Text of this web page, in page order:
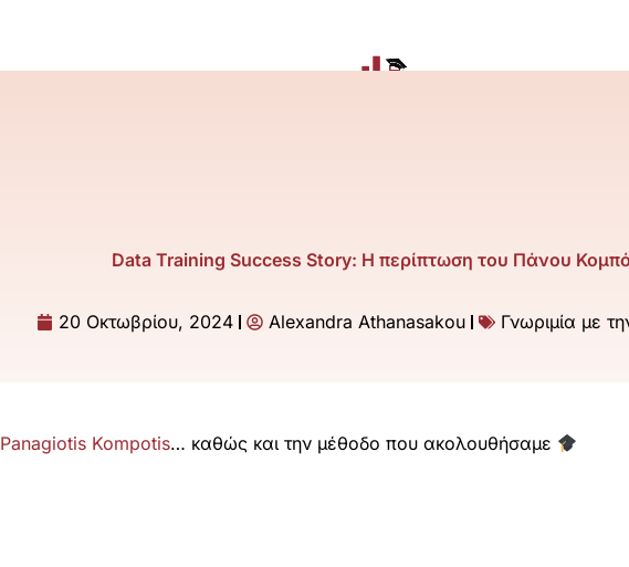
Data Training Success Story: Η περίπτωση του Πάνου
20 Οκτωβρίου, 2024 Alexandra Athanasakou Γνωριμία με
Panagiotis Kompotis… καθώς και την μέθοδο που ακολουθήσαμε